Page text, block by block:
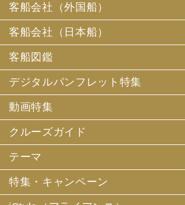
客船会社（外国船）
客船会社（日本船）
客船図鑑
デジタルパンフレット特集
動画特集
クルーズガイド
テーマ
特集・キャンペーン